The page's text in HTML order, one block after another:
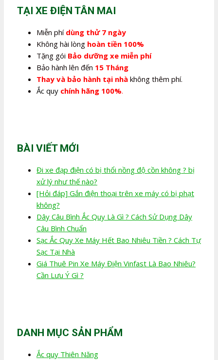
TẠI XE ĐIỆN TÂN MAI
Miễn phí dùng thử 7 ngày
Không hài lòng hoàn tiền 100%
Tặng gói Bảo dưỡng xe miễn phí
Bảo hành lên đến 15 Tháng
Thay và bảo hành tại nhà không thêm phí.
Ắc quy chính hãng 100%.
BÀI VIẾT MỚI
Đi xe đạp điện có bị thổi nồng độ cồn không ? bị
xử lý như thế nào?
[Hỏi đáp] Gắn điện thoại trên xe máy có bị phạt
không?
Dây Câu Bình Ắc Quy Là Gì ? Cách Sử Dụng Dây
Câu Bình Chuẩn
Sạc Ắc Quy Xe Máy Hết Bao Nhiêu Tiền ? Cách Tự
Sạc Tại Nhà
Giá Thuê Pin Xe Máy Điện Vinfast Là Bao Nhiêu?
Cần Lưu Ý Gì ?
DANH MỤC SẢN PHẨM
Ắc quy Thiên Năng